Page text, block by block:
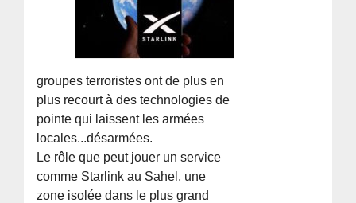
groupes terroristes ont de plus en
plus recourt à des technologies de
pointe qui laissent les armées
locales...désarmées.
Le rôle que peut jouer un service
comme Starlink au Sahel, une
zone isolée dans le plus grand